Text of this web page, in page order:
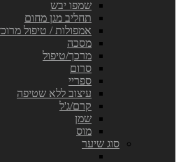
שמפו יבש
תחליב מגן מחום
אמפולות / טיפול
מסכה
מרכך/טיפול
סרום
ספריי
עיצוב ללא שטיפה
קרם/ג'ל
שמן
מוס
סוג שיער